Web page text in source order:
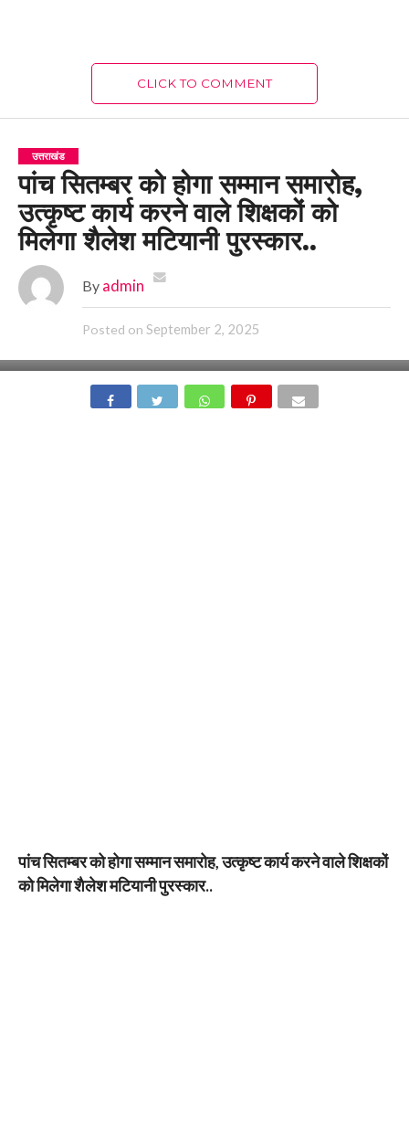
CLICK TO COMMENT
उत्तराखंड
पांच सितम्बर को होगा सम्मान समारोह,
उत्कृष्ट कार्य करने वाले शिक्षकों को
मिलेगा शैलेश मटियानी पुरस्कार..
By admin
Posted on September 2, 2025
पांच सितम्बर को होगा सम्मान समारोह, उत्कृष्ट कार्य करने वाले शिक्षकों
को मिलेगा शैलेश मटियानी पुरस्कार..